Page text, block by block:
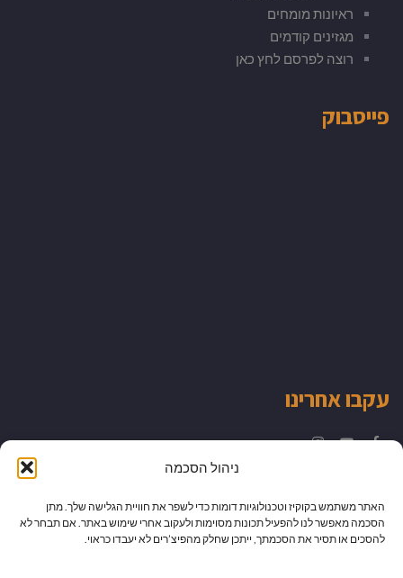
ניהול הסכמה
האתר משתמש בקוקיז וטכנולוגיות דומות כדי לשפר את חוויית הגלישה שלך. מתן
הסכמה מאפשר לנו להפעיל תכונות מסוימות ולעקוב אחרי שימוש באתר. אם תבחר לא
להסכים או תסיר את הסכמתך, ייתכן שחלק מהפיצ’רים לא יעבדו כראוי.
ראיונות מומחים
מגזינים קודמים
רוצה לפרסם לחץ כאן
פייסבוק
עקבו אחרינו